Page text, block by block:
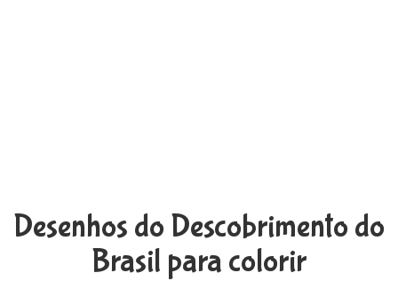
Desenhos do Descobrimento do
Brasil para colorir